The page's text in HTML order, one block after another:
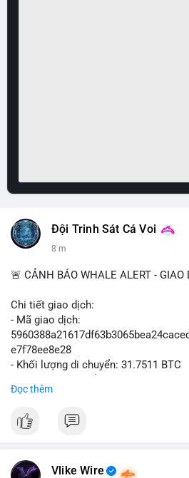
Đội Trinh Sát Cá Voi
8 m
🚨 CẢNH BÁO WHALE ALERT - GIAO
Chi tiết giao dịch:
- Mã giao dịch:
e7f78ee8e28
- Khối lượng di chuyển: 31.7511 BTC
USD)
Đọc thêm
Vlike Wire